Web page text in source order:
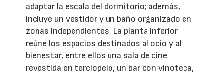
adaptar la escala del dormitorio; además,
incluye un vestidor y un baño organizado en
zonas independientes. La planta inferior
reúne los espacios destinados al ocio y al
bienestar, entre ellos una sala de cine
revestida en terciopelo, un bar con vinoteca,